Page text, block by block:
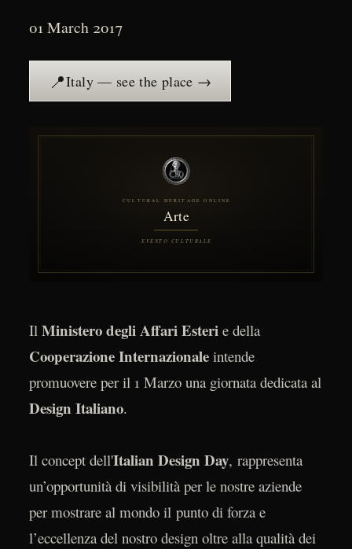
01 March 2017
📍Italy — see the place →
Il Ministero degli Affari Esteri e della
Cooperazione Internazionaleintende
promuovere per il 1 Marzo una giornata dedicata al
Design Italiano.
Il concept dell'Italian Design Day, rappresenta
un’opportunità di visibilità per le nostre aziende
per mostrare al mondo il punto di forza e
l’eccellenza del nostro design oltre alla qualità dei